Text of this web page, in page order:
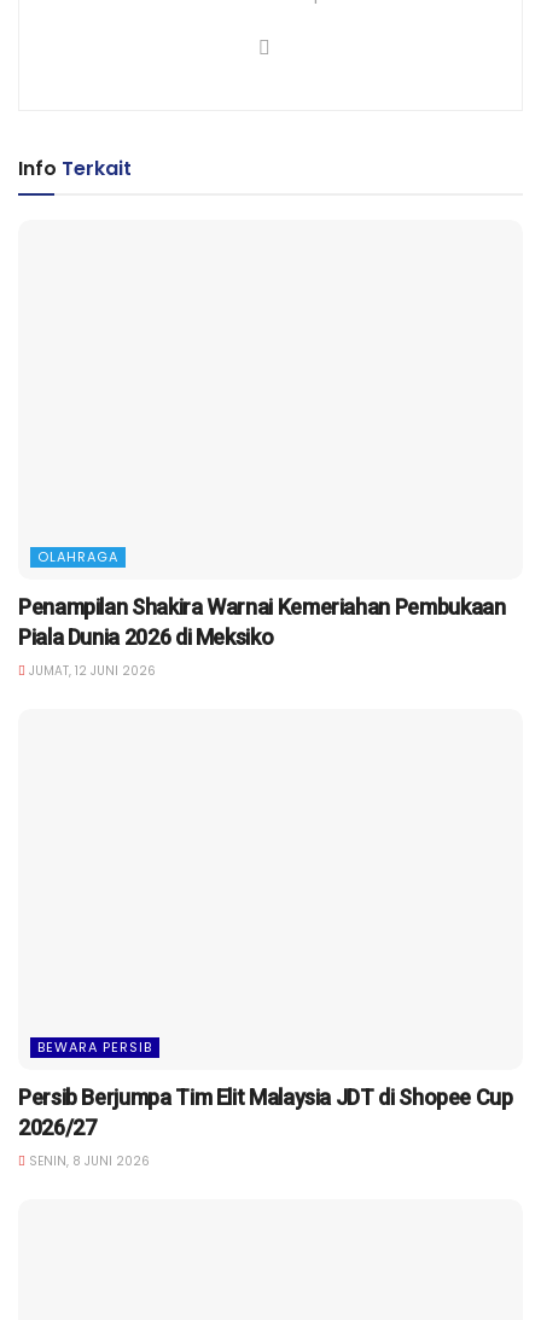
Info Terkait
OLAHRAGA
Penampilan Shakira Warnai Kemeriahan Pembukaan
Piala Dunia 2026 di Meksiko
JUMAT, 12 JUNI 2026
BEWARA PERSIB
Persib Berjumpa Tim Elit Malaysia JDT di Shopee Cup
2026/27
SENIN, 8 JUNI 2026